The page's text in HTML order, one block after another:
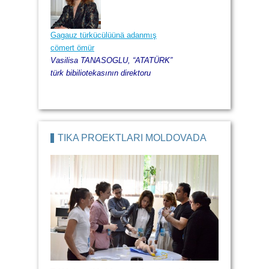
Gagauz türkücülüünä adanmış
cömert ömür
Vasilisa TANASOGLU, “ATATÜRK”
türk bibiliotekasının direktoru
TİKA PROEKTLARI MOLDOVADA
Moldova dışişleri ministerstvsunun